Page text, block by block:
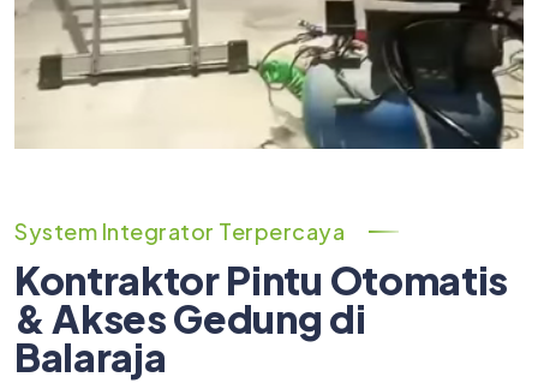
System Integrator Terpercaya
Kontraktor Pintu Otomatis
& Akses Gedung di
Balaraja